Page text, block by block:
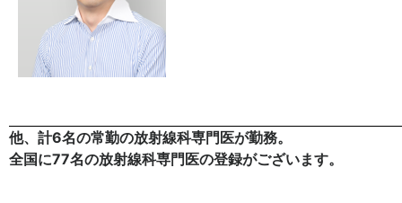
他、計6名の常勤の放射線科専門医が勤務。
全国に77名の放射線科専門医の登録がございます。